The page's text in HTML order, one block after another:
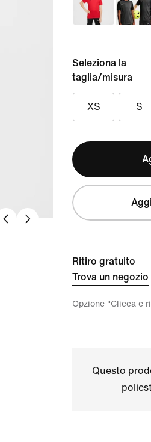
Seleziona la
taglia/misura
XS S
Ritiro gratuito
Trova un negozio
Opzione "Clicca e
Questo